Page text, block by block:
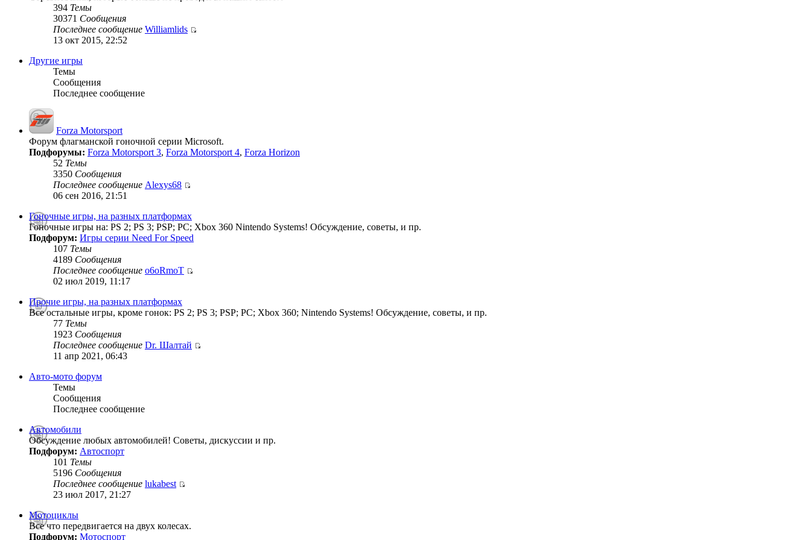
394 Темы
30371 Сообщения
Последнее сообщение Williamlids
13 окт 2015, 22:52
Другие игры
Темы
Сообщения
Последнее сообщение
Forza Motorsport
Форум флагманской гоночной серии Microsoft.
Подфорумы: Forza Motorsport 3, Forza Motorsport 4, Forza Horizon
52 Темы
3350 Сообщения
Последнее сообщение Alexys68
06 сен 2016, 21:51
Гоночные игры, на разных платформах
Гоночные игры на: PS 2; PS 3; PSP; PC; Xbox 360 Nintendo Systems! Обсуждение, советы, и пр.
Подфорум: Игры серии Need For Speed
107 Темы
4189 Сообщения
Последнее сообщение o6oRmoT
02 июл 2019, 11:17
Прочие игры, на разных платформах
Все остальные игры, кроме гонок: PS 2; PS 3; PSP; PC; Xbox 360; Nintendo Systems! Обсуждение, советы, и пр.
77 Темы
1923 Сообщения
Последнее сообщение Dr. Шалтай
11 апр 2021, 06:43
Авто-мото форум
Темы
Сообщения
Последнее сообщение
Автомобили
Обсуждение любых автомобилей! Советы, дискуссии и пр.
Подфорум: Автоспорт
101 Темы
5196 Сообщения
Последнее сообщение lukabest
23 июл 2017, 21:27
Мотоциклы
Все что передвигается на двух колесах.
Подфорум: Мотоспорт